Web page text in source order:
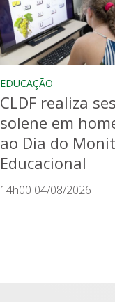
EDUCAÇÃO
CLDF realiza
solene em
ao Dia do
Educacional
14h00 04/08/2026